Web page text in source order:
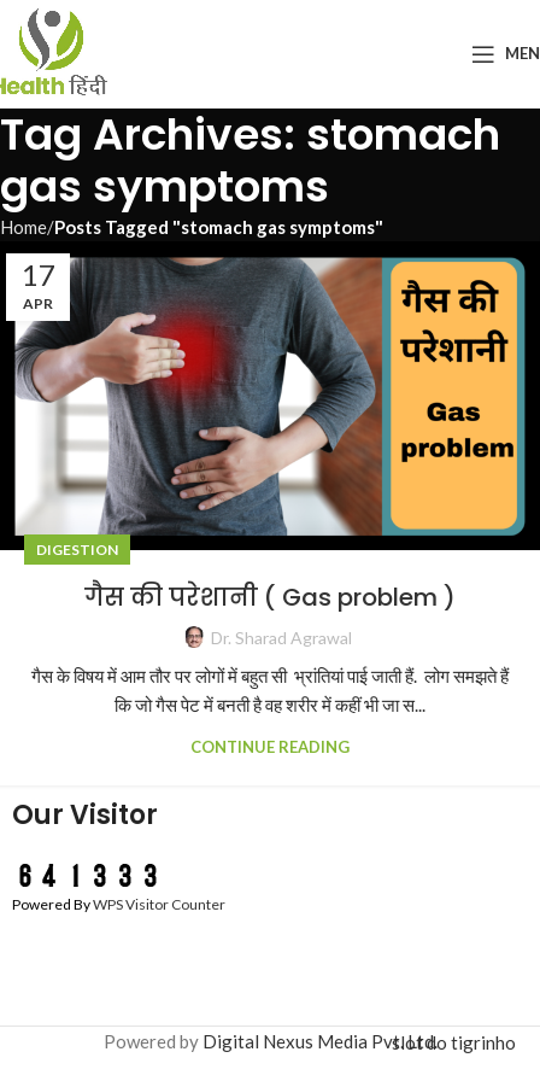
Tag Archives: stomach
gas symptoms
Home Posts Tagged "stomach gas symptoms"
17
APR
DIGESTION
गैस की परेशानी ( Gas problem )
Dr. Sharad Agrawal
गैस के विषय में आम तौर पर लोगों में बहुत सी भ्रांतियां पाई जाती हैं. लोग समझते हैं
कि जो गैस पेट में बनती है वह शरीर में कहीं भी जा स...
CONTINUE READING
Our Visitor
Powered ByWPS Visitor Counter
Powered by Digital Nexus Media Pvt. Ltd.slot do tigrinho